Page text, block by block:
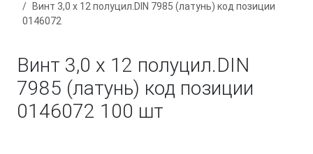
Винт 3,0 х 12 полуцил.DIN 7985 (латунь) код позиции
0146072
Винт 3,0 х 12 полуцил.DIN
7985 (латунь) код позиции
0146072 100 шт